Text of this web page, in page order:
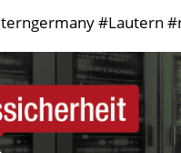
#Lautern